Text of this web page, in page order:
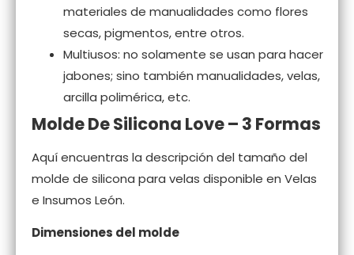
materiales de manualidades como flores
secas, pigmentos, entre otros.
Multiusos: no solamente se usan para hacer
jabones; sino también manualidades, velas,
arcilla polimérica, etc.
Molde De Silicona Love – 3 Formas
Aquí encuentras la descripción del tamaño del
molde de silicona para velas disponible en Velas
e Insumos León.
Dimensiones del molde